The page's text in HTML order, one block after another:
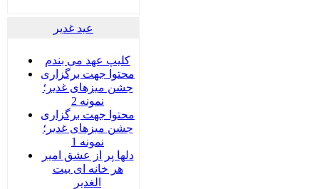
عید غدير
کلیپ عهد می بندم
محتوا جهت برگزاری
جشن میزهای غدیر؛
نمونه 2
محتوا جهت برگزاری
جشن میزهای غدیر؛
نمونه 1
دلها پر از عشق امیر
هر خانه ای بیت
الغدیر